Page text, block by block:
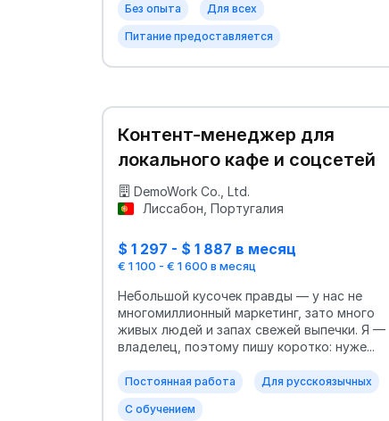
Без опыта Для всех
Питание предоставляется
Контент-менеджер для
локального кафе и соцсетей
DemoWork Co., Ltd.
Лиссабон, Португалия
$ 1 297 - $ 1 887 в месяц
€ 1 100 - € 1 600 в месяц
Небольшой кусочек правды — у нас не
многомиллионный маркетинг, зато много
живых людей и запах свежей выпечки. Я —
владелец, поэтому пишу коротко: нуже...
Постоянная работа Для русскоязычных
С обучением